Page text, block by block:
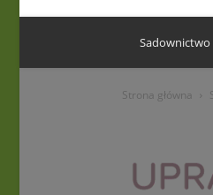
Sadownictwo
Strona główna